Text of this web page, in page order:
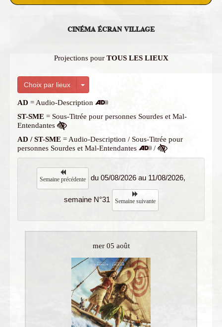
CINÉMA ÉCRAN VILLAGE